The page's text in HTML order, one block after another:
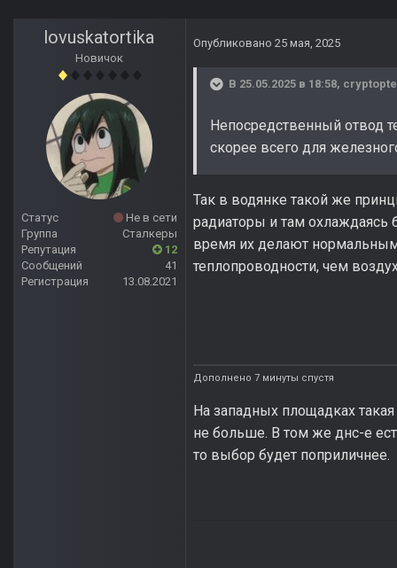
lovuskatortika
Новичок
Статус
Не в сети
Группа
Сталкеры
Репутация
12
Сообщений
41
Регистрация
13.08.2021
Опубликовано 25 мая, 2025
В 25.05.2025 в 18:58,
Непосредственный отвод
скорее всего для
Так в водянке такой же
радиаторы и там охлаждаясь
время их делают
теплопроводности, чем
Дополнено 7 минуты спустя
На западных площадках
не больше. В том же днс-е
то выбор будет поприличнее.